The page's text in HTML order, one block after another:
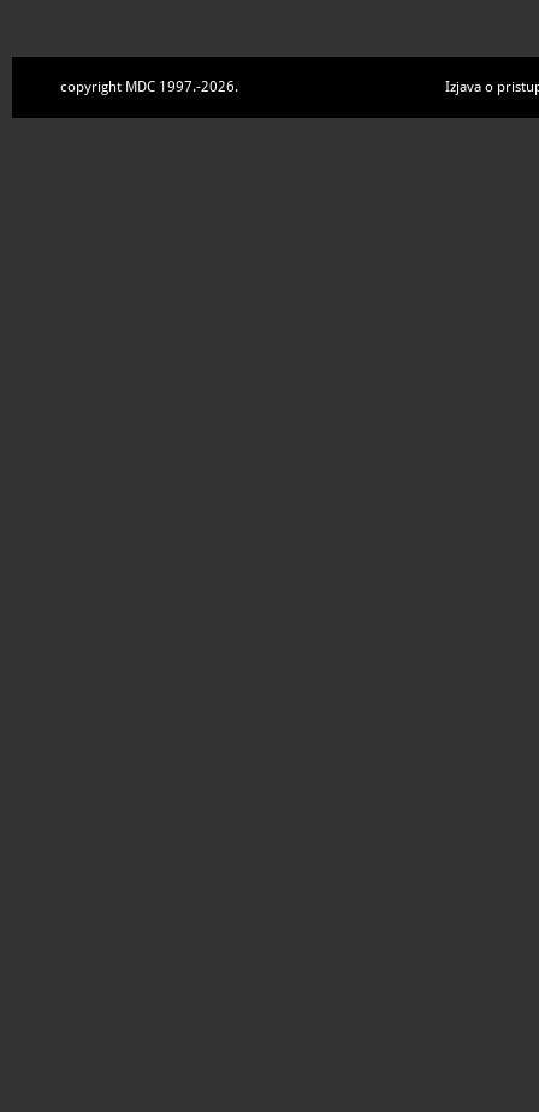
copyright MDC 1997.-2026. Izjava o